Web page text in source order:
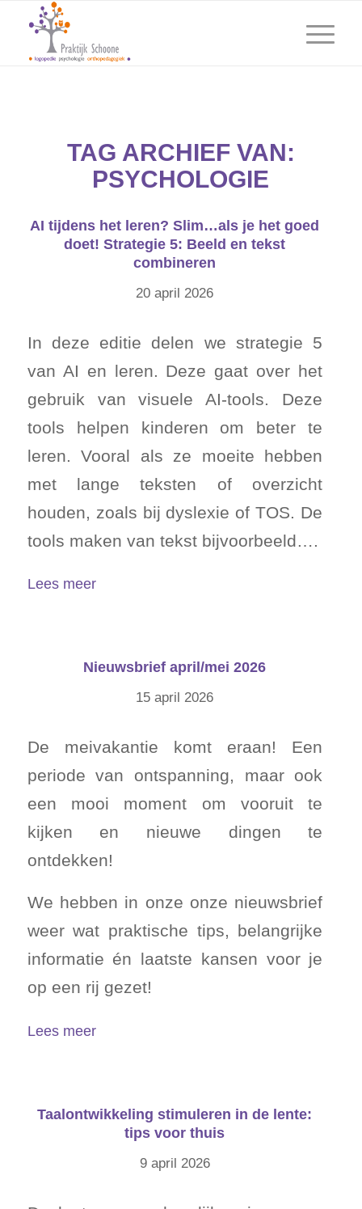
TAG ARCHIEF VAN:
PSYCHOLOGIE
AI tijdens het leren? Slim…als je het goed
doet! Strategie 5: Beeld en tekst
combineren
20 april 2026
In deze editie delen we strategie 5
van AI en leren. Deze gaat over het
gebruik van visuele AI-tools. Deze
tools helpen kinderen om beter te
leren. Vooral als ze moeite hebben
met lange teksten of overzicht
houden, zoals bij dyslexie of TOS. De
tools maken van tekst bijvoorbeeld….
Lees meer
Nieuwsbrief april/mei 2026
15 april 2026
De meivakantie komt eraan! Een
periode van ontspanning, maar ook
een mooi moment om vooruit te
kijken en nieuwe dingen te
ontdekken!
We hebben in onze onze nieuwsbrief
weer wat praktische tips, belangrijke
informatie én laatste kansen voor je
op een rij gezet!
Lees meer
Taalontwikkeling stimuleren in de lente:
tips voor thuis
9 april 2026